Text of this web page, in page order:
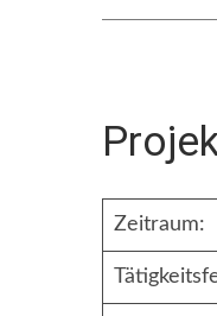
Zeitraum: